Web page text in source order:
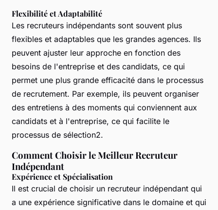
Flexibilité et Adaptabilité
Les recruteurs indépendants sont souvent plus
flexibles et adaptables que les grandes agences. Ils
peuvent ajuster leur approche en fonction des
besoins de l'entreprise et des candidats, ce qui
permet une plus grande efficacité dans le processus
de recrutement. Par exemple, ils peuvent organiser
des entretiens à des moments qui conviennent aux
candidats et à l'entreprise, ce qui facilite le
processus de sélection2.
Comment Choisir le Meilleur Recruteur
Indépendant
Expérience et Spécialisation
Il est crucial de choisir un recruteur indépendant qui
a une expérience significative dans le domaine et qui